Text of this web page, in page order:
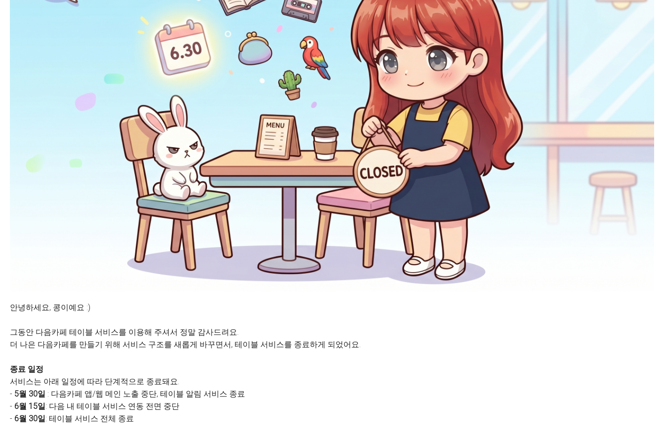
안녕하세요, 콩이예요 :)
그동안 다음카페 테이블 서비스를 이용해 주셔서 정말 감사드려요.
더 나은 다음카페를 만들기 위해 서비스 구조를 새롭게 바꾸면서, 테이블 서비스를 종료하게 되었어요.
종료 일정
서비스는 아래 일정에 따라 단계적으로 종료돼요.
- 5월 30일 : 다음카페 앱/웹 메인 노출 중단, 테이블 알림 서비스 종료
- 6월 15일: 다음 내 테이블 서비스 연동 전면 중단
- 6월 30일: 테이블 서비스 전체 종료